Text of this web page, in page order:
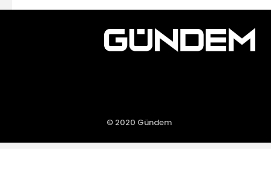
© 2020 Gündem